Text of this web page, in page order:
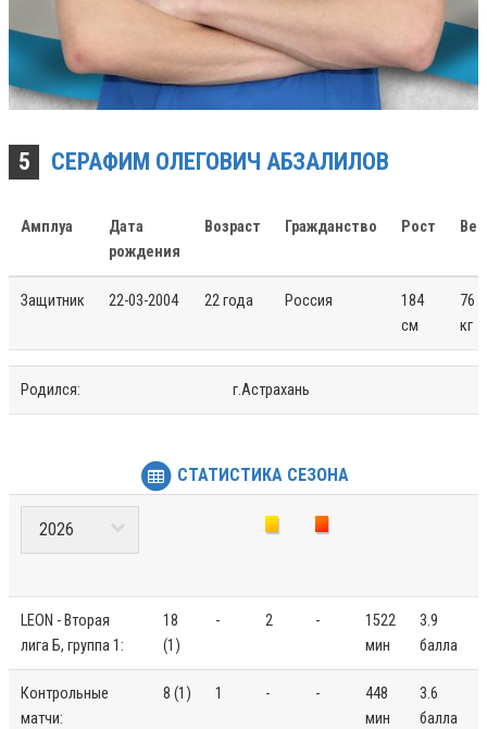
5 СЕРАФИМ ОЛЕГОВИЧАБЗАЛИЛОВ
Амплуа
Дата
рождения
Возраст Гражданство Рост Вес
Защитник 22-03-2004 22 года Россия
184
см
76
кг
Родился: г.Астрахань
СТАТИСТИКА СЕЗОНА
LEON - Вторая
лига Б, группа 1:
18
(1)
- 2 -
1522
мин
3.9
балла
Контрольные
матчи:
8 (1) 1 - -
448
мин
3.6
балла